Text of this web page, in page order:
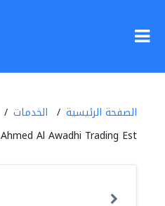
الصفحة الرئيسية الخدمات
Ahmed Al Awadhi Trading Est.